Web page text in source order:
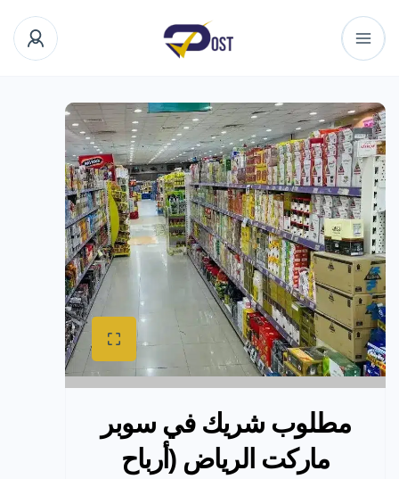
مطلوب شريك في سوبر
ماركت الرياض (أرباح